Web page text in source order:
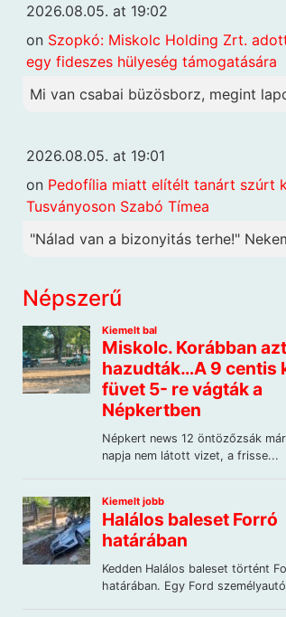
2026.08.05. at 19:02
on Szopkó: Miskolc Holding Zrt.
egy fideszes hülyeség támogatására
Mi van csabai büzösborz, megint
2026.08.05. at 19:01
on Pedofília miatt elítélt tanárt szúrt
Tusványoson Szabó Tímea
"Nálad van a bizonyitás terhe!"
Népszerű